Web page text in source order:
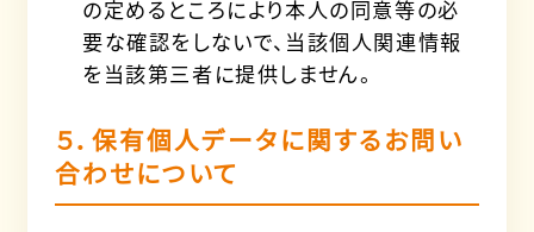
の定めるところにより本人の同意等の必
要な確認をしないで、当該個人関連情報
を当該第三者に提供しません。
５．保有個人データに関するお問い
合わせについて